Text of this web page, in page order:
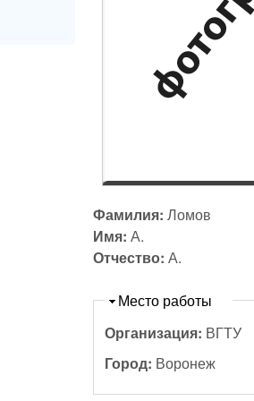
Фамилия:Ломов
Имя:А.
Отчество:А.
Скрыть
Место работы
Организация: ВГТУ
Город: Воронеж